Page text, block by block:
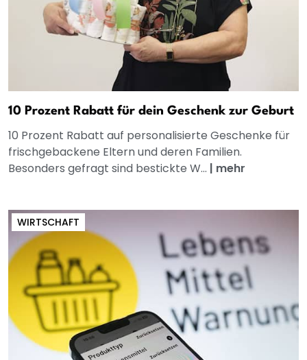
10 Prozent Rabatt für dein Geschenk zur Geburt
10 Prozent Rabatt auf personalisierte Geschenke für
frischgebackene Eltern und deren Familien.
Besonders gefragt sind bestickte W... | mehr
WIRTSCHAFT